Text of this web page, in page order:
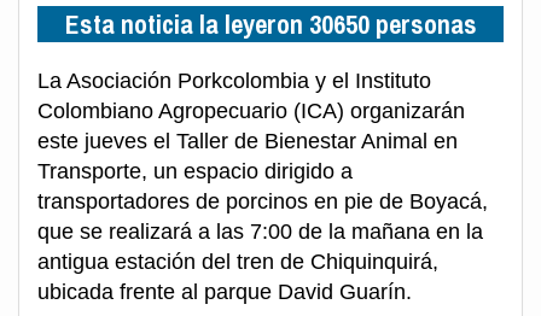
Esta noticia la leyeron 30650 personas
La Asociación Porkcolombia y el Instituto
Colombiano Agropecuario (ICA) organizarán
este jueves el Taller de Bienestar Animal en
Transporte, un espacio dirigido a
transportadores de porcinos en pie de Boyacá,
que se realizará a las 7:00 de la mañana en la
antigua estación del tren de Chiquinquirá,
ubicada frente al parque David Guarín.